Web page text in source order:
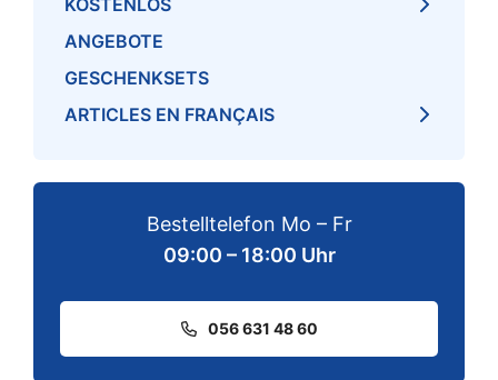
KOSTENLOS
ANGEBOTE
GESCHENKSETS
ARTICLES EN FRANÇAIS
Bestelltelefon Mo – Fr
09:00 – 18:00 Uhr
056 631 48 60